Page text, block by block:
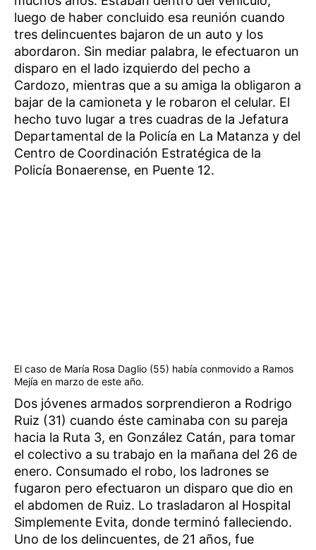
luego de haber concluido esa reunión cuando
tres delincuentes bajaron de un auto y los
abordaron. Sin mediar palabra, le efectuaron un
disparo en el lado izquierdo del pecho a
Cardozo, mientras que a su amiga la obligaron a
bajar de la camioneta y le robaron el celular. El
hecho tuvo lugar a tres cuadras de la Jefatura
Departamental de la Policía en La Matanza y del
Centro de Coordinación Estratégica de la
Policía Bonaerense, en Puente 12.
El caso de María Rosa Daglio (55) había conmovido a Ramos
Mejía en marzo de este año.
Dos jóvenes armados sorprendieron a Rodrigo
Ruiz (31) cuando éste caminaba con su pareja
hacia la Ruta 3, en González Catán, para tomar
el colectivo a su trabajo en la mañana del 26 de
enero. Consumado el robo, los ladrones se
fugaron pero efectuaron un disparo que dio en
el abdomen de Ruiz. Lo trasladaron al Hospital
Simplemente Evita, donde terminó falleciendo.
Uno de los delincuentes, de 21 años, fue